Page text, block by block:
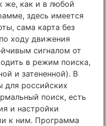
же, как и в любой
здесь имеется
сама карта без
ходу движения
сигналом от
в режим поиска,
и затененной). В
для российских
поиск, есть
и настройки
к ним. Программа